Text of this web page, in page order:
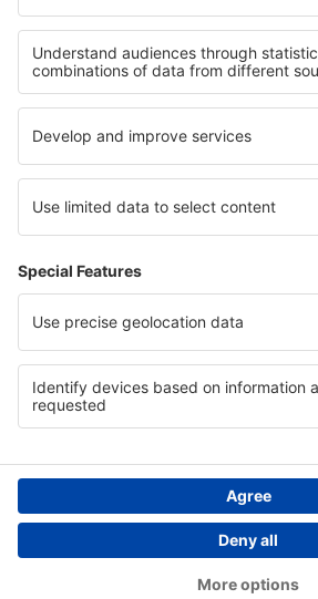
Cazare in Lacul Como Cazare in
Cazare in Pejo Fonti Cazare in
Cazare in Voievodatul Sfintei Cruci
Cazare in Orlické Mountains Cazare